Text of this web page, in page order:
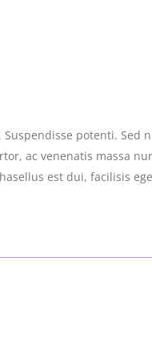
potenti. Sed
ac venenatis massa
est dui, facilisis